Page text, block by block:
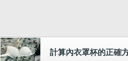
計算內衣罩杯的正確